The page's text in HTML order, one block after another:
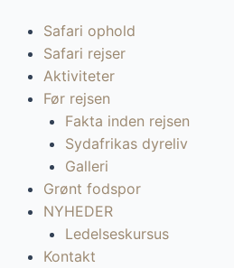
Safari ophold
Safari rejser
Aktiviteter
Før rejsen
Fakta inden rejsen
Sydafrikas dyreliv
Galleri
Grønt fodspor
NYHEDER
Ledelseskursus
Kontakt